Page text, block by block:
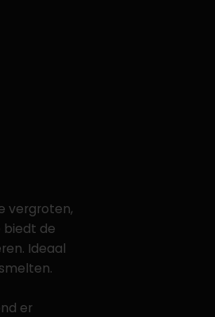
vergroten,
biedt de
Ideaal
er